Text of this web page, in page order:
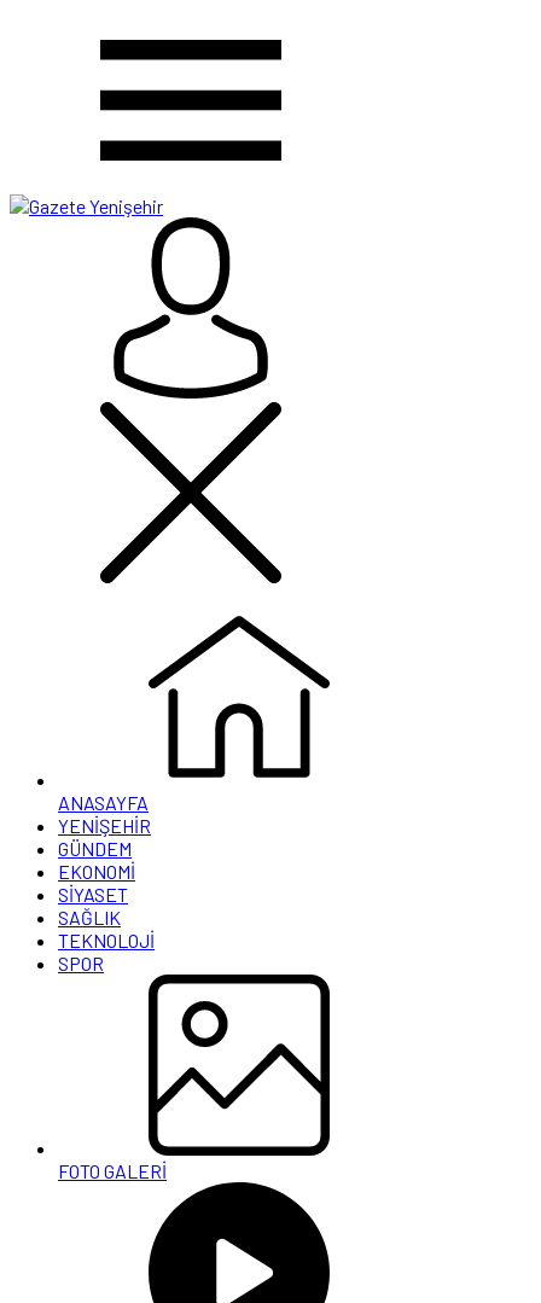
ANASAYFA
YENİŞEHİR
GÜNDEM
EKONOMİ
SİYASET
SAĞLIK
TEKNOLOJİ
SPOR
FOTO GALERİ